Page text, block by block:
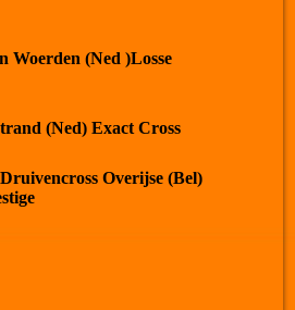
Woerden (Ned )Losse
(Ned) Exact Cross
Overijse (Bel)